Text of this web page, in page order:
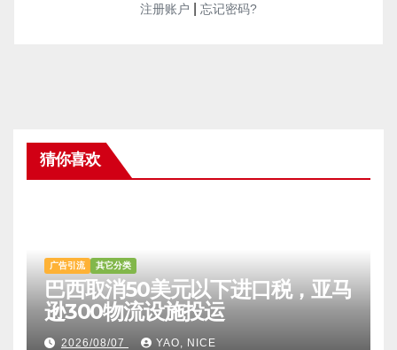
注册账户 忘记密码?
猜你喜欢
广告引流 其它分类
巴西取消50美元以下进口税，亚马
逊300物流设施投运
2026/08/07 YAO, NICE